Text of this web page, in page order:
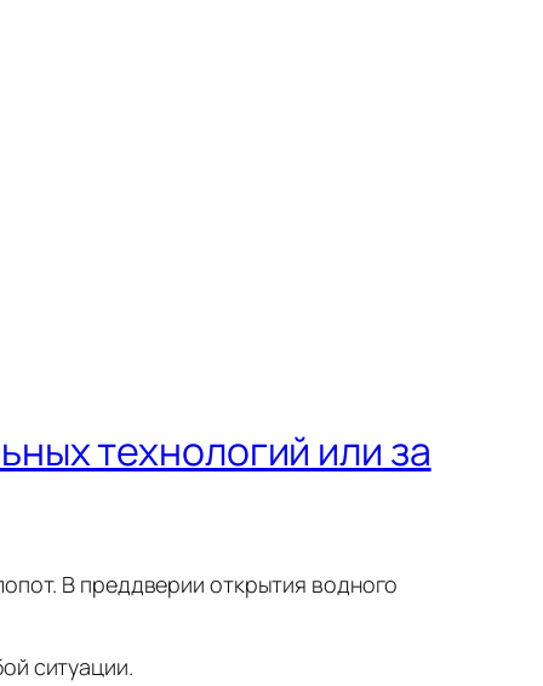
технологий или за
В преддверии открытия водного
ситуации.